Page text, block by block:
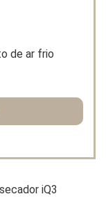
de ar frio
iQ3